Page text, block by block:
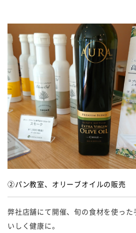
②パン教室、オリーブオイルの販売
弊社店舗にて開催、旬の食材を使っ
いしく健康に。